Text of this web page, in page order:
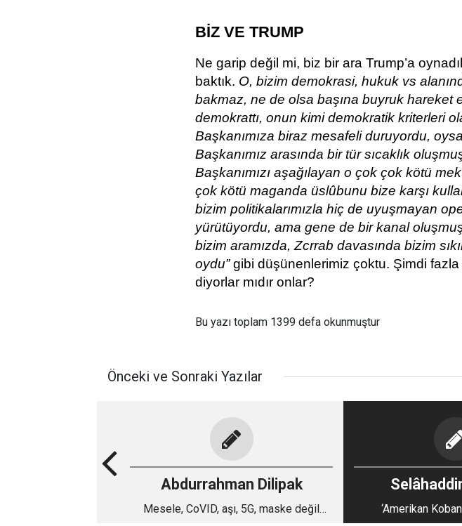
BİZ VE TRUMP
Ne garip değil mi, biz bir ara Trump’a
baktık. O, bizim demokrasi, hukuk vs
bakmaz, ne de olsa başına buyruk hareket
demokrattı, onun kimi demokratik kriterleri
Başkanımıza biraz mesafeli duruyordu,
Başkanımız arasında bir tür sıcaklık
Başkanımızı aşağılayan o çok çok kötü
çok kötü maganda üslûbunu bize karşı
bizim politikalarımızla hiç de uyuşmayan
yürütüyordu, ama gene de bir kanal
bizim aramızda, Zcrrab davasında bizim
oydu”gibi düşünenlerimiz çoktu. Şimdi
diyorlar mıdır onlar?
Bu yazı toplam 1399 defa okunmuştur
Önceki ve Sonraki Yazılar
Abdurrahman Dilipak
Mesele, CoVID, aşı, 5G, maske değil
‘Amerikan